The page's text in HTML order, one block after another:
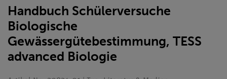
Handbuch Schülerversuche
Biologische
Gewässergütebestimmung, TESS
advanced Biologie